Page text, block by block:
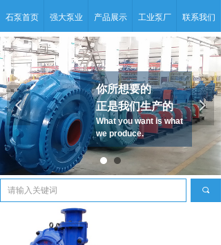
你所想要的
正是我们生产的
What you want is what
we produce.
넳 넲
石泵首页 强大泵业 产品展示 工业泵厂 联系我们
끠